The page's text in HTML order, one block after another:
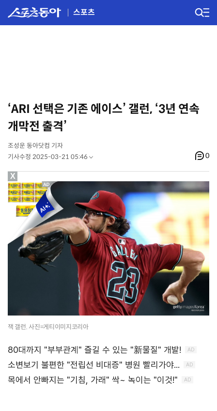
스포츠
‘ARI 선택은 기존 에이스’ 갤런, ‘3년 연속
개막전 출격’
조성운 동아닷컴 기자
기사수정 2025-03-21 05:46
0
잭 갤런. 사진=게티이미지코리아
X